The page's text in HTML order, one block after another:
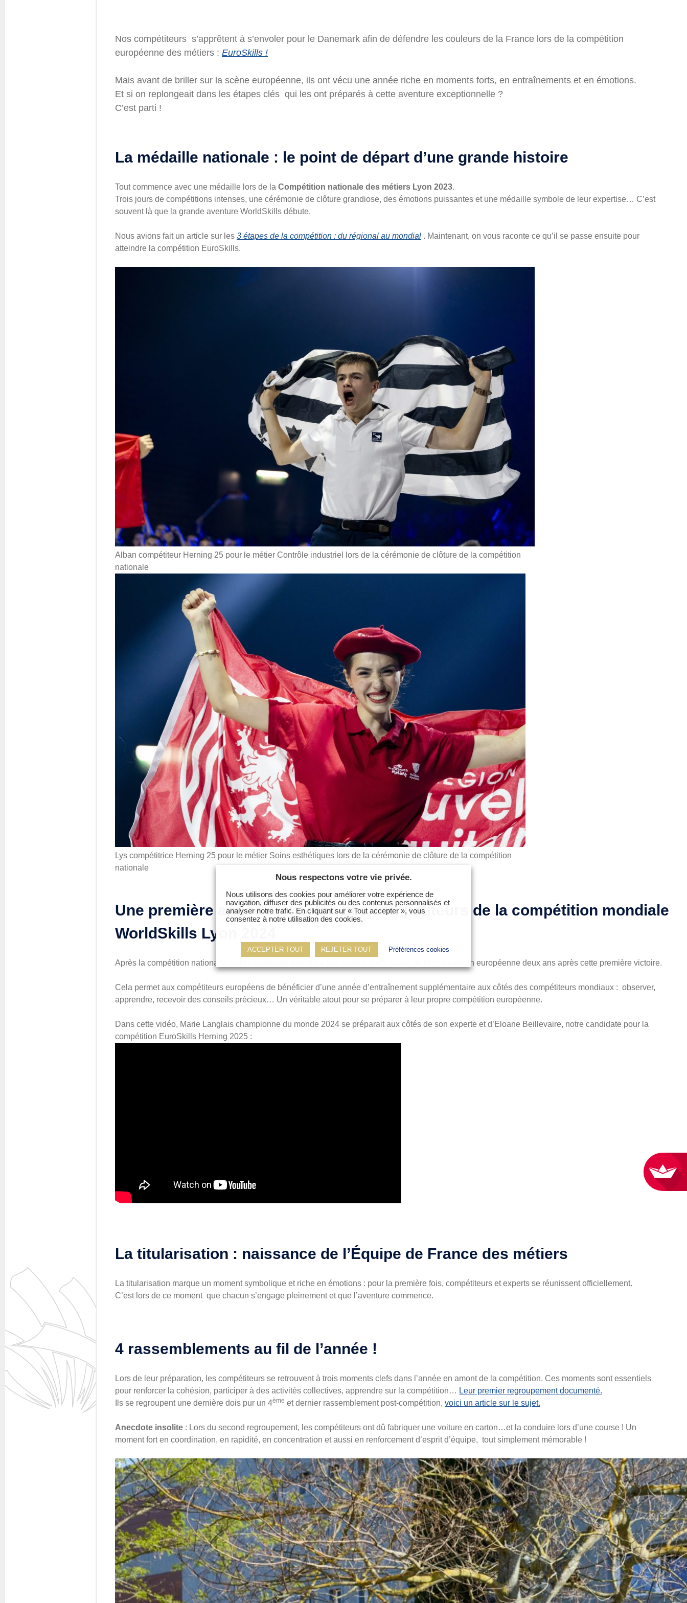
Inscription à la newsletter
Espace membres
Nos compétiteurs s’apprêtent à s’envoler pour le Danemark afin de défendre les couleurs de la France lors de la compétition
européenne des métiers : EuroSkills !
Mais avant de briller sur la scène européenne, ils ont vécu une année riche en moments forts, en entraînements et en émotions.
Et si on replongeait dans les étapes clés qui les ont préparés à cette aventure exceptionnelle ?
C’est parti !
La médaille nationale : le point de départ d’une grande histoire
Tout commence avec une médaille lors de la Compétition nationale des métiers Lyon 2023.
Trois jours de compétitions intenses, une cérémonie de clôture grandiose, des émotions puissantes et une médaille symbole de leur expertise… C’est
souvent là que la grande aventure WorldSkills débute.
Nous avions fait un article sur les 3 étapes de la compétition : du régional au mondial . Maintenant, on vous raconte ce qu’il se passe ensuite pour
atteindre la compétition EuroSkills.
Alban compétiteur Herning 25 pour le métier Contrôle industriel lors de la cérémonie de clôture de la compétition
nationale
Lys compétitrice Herning 25 pour le métier Soins esthétiques lors de la cérémonie de clôture de la compétition
nationale
Une première année aux côtés des compétiteurs de la compétition mondiale
WorldSkills Lyon 2024
Après la compétition nationale, vient l’échéance mondiale (un an plus tard), suivie de la compétition européenne deux ans après cette première victoire.
Cela permet aux compétiteurs européens de bénéficier d’une année d’entraînement supplémentaire aux côtés des compétiteurs mondiaux : observer,
apprendre, recevoir des conseils précieux… Un véritable atout pour se préparer à leur propre compétition européenne.
Dans cette vidéo, Marie Langlais championne du monde 2024 se préparait aux côtés de son experte et d’Eloane Beillevaire, notre candidate pour la
compétition EuroSkills Herning 2025 :
La titularisation : naissance de l’Équipe de France des métiers
La titularisation marque un moment symbolique et riche en émotions : pour la première fois, compétiteurs et experts se réunissent officiellement.
C’est lors de ce moment que chacun s’engage pleinement et que l’aventure commence.
4 rassemblements au fil de l’année !
Lors de leur préparation, les compétiteurs se retrouvent à trois moments clefs dans l’année en amont de la compétition. Ces moments sont essentiels
pour renforcer la cohésion, participer à des activités collectives, apprendre sur la compétition… Leur premier regroupement documenté.
Ils se regroupent une dernière dois pur un 4ème et dernier rassemblement post-compétition, voici un article sur le sujet.
Anecdote insolite : Lors du second regroupement, les compétiteurs ont dû fabriquer une voiture en carton…et la conduire lors d’une course ! Un
moment fort en coordination, en rapidité, en concentration et aussi en renforcement d’esprit d’équipe, tout simplement mémorable !
Nous respectons votre vie privée.
Nous utilisons des cookies pour améliorer votre expérience de
navigation, diffuser des publicités ou des contenus personnalisés et
analyser notre trafic. En cliquant sur « Tout accepter », vous
consentez à notre utilisation des cookies.
ACCEPTER TOUT REJETER TOUT Préférences cookies